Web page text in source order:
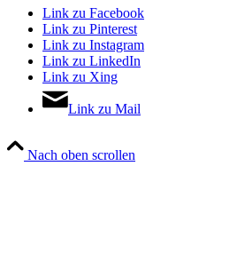
Link zu Facebook
Link zu Pinterest
Link zu Instagram
Link zu LinkedIn
Link zu Xing
Link zu Mail
Nach oben scrollen